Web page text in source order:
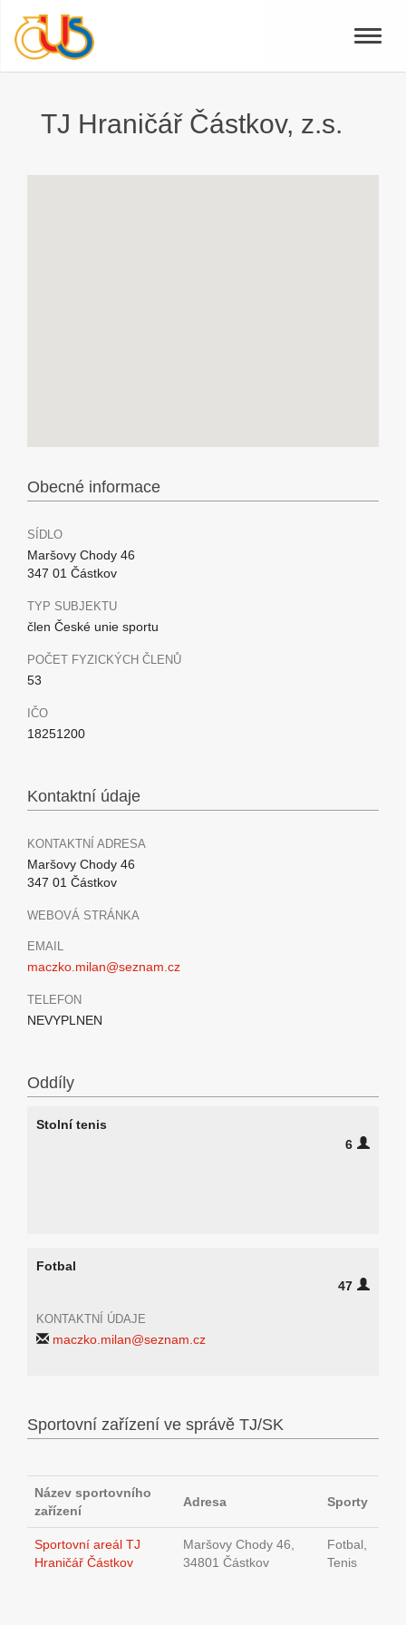
Toggle
TJ Hraničář Částkov, z.s.
Obecné informace
SÍDLO
Maršovy Chody 46
347 01 Částkov
TYP SUBJEKTU
člen České unie sportu
POČET FYZICKÝCH ČLENŮ
53
IČO
18251200
Kontaktní údaje
KONTAKTNÍ ADRESA
Maršovy Chody 46
347 01 Částkov
WEBOVÁ STRÁNKA
EMAIL
maczko.milan@seznam.cz
TELEFON
NEVYPLNEN
Oddíly
Stolní tenis
6
Fotbal
47
KONTAKTNÍ ÚDAJE
maczko.milan@seznam.cz
Sportovní zařízení ve správě TJ/SK
Název sportovního
zařízení
Adresa Sporty
Sportovní areál TJ
Hraničář Částkov
Maršovy Chody 46,
34801 Částkov
Fotbal,
Tenis